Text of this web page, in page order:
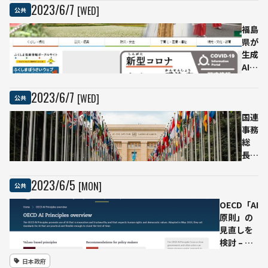
イザーを
迎え
GPT4の
導入準備
公共 2023/6/7 [WED]
福島
県が
生成
AIの
認め
る
「必
ず職
証」
公共 2023/6/7 [WED]
国連
事務
総
長、
向け
た国
際諮
問機
公共 2023/6/5 [MON]
OECD「AI
原則」の
見直しを
検討 – G7
日本政府